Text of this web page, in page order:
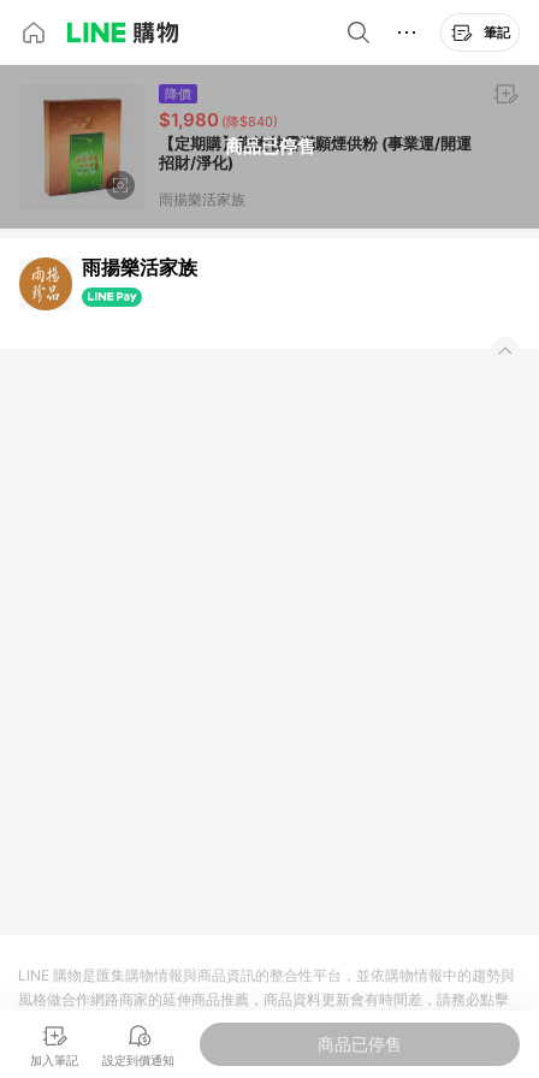
筆記
商品已停售
降價
$1,980 (降$840)
【定期購】龍族甘露滿願煙供粉 (事業運/開運
招財/淨化)
雨揚樂活家族
雨揚樂活家族
加入筆記 設定到價通知
商品已停售
LINE 購物是匯集購物情報與商品資訊的整合性平台，並依購物情報中的趨勢與
風格做合作網路商家的延伸商品推薦，商品資料更新會有時間差，請務必點擊
商品至各合作網路商家，確認現售價與購物條件，一切資訊以合作廠商網頁為
準。